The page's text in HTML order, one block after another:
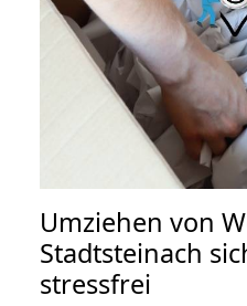
Umziehen von
Stadtsteinach
stressfrei